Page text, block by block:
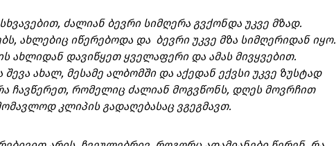
ძალიან ბევრი სიმღერა გვქონდა უკვე მზად.
ახლებიც იწერებოდა და ბევრი უკვე მზა სიმღერიდან იყო.
ახლიდან დავიწყეთ ყველაფერი და ამას მივყვებით.
ახალ, მესამე ალბომში და აქედან ექვსი უკვე ზუსტად
ჩავწერეთ, რომელიც ძალიან მოგვწონს, დღეს მოვრჩით
კლიპის გადაღებასაც ვგეგმავთ.